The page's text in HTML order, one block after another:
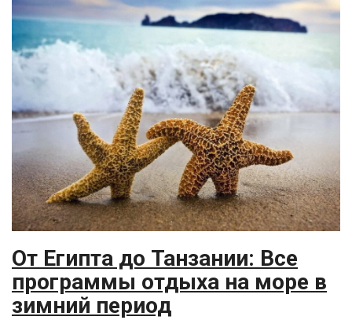
От Египта до Танзании: Все
программы отдыха на море в
зимний период